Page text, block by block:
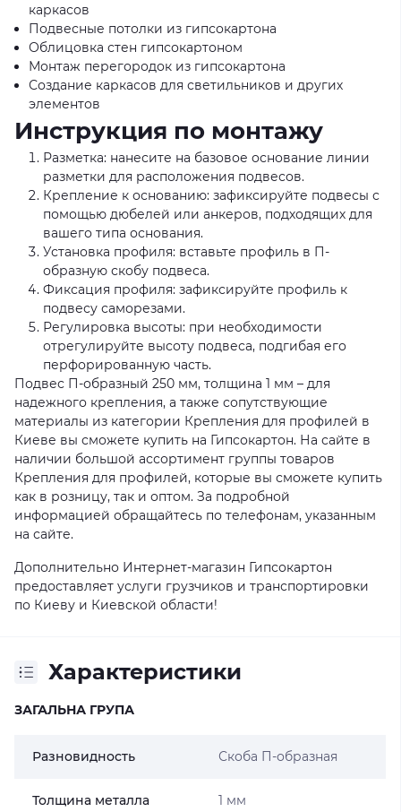
каркасов
Подвесные потолки из гипсокартона
Облицовка стен гипсокартоном
Монтаж перегородок из гипсокартона
Создание каркасов для светильников и других
элементов
Инструкция по монтажу
Разметка: нанесите на базовое основание линии
разметки для расположения подвесов.
Крепление к основанию: зафиксируйте подвесы с
помощью дюбелей или анкеров, подходящих для
вашего типа основания.
Установка профиля: вставьте профиль в П-
образную скобу подвеса.
Фиксация профиля: зафиксируйте профиль к
подвесу саморезами.
Регулировка высоты: при необходимости
отрегулируйте высоту подвеса, подгибая его
перфорированную часть.
Подвес П-образный 250 мм, толщина 1 мм – для
надежного крепления, а также сопутствующие
материалы из категории Крепления для профилей в
Киеве вы сможете купить на Гипсокартон. На сайте в
наличии большой ассортимент группы товаров
Крепления для профилей, которые вы сможете купить
как в розницу, так и оптом. За подробной
информацией обращайтесь по телефонам, указанным
на сайте.
Дополнительно Интернет-магазин Гипсокартон
предоставляет услуги грузчиков и транспортировки
по Киеву и Киевской области!
Характеристики
ЗАГАЛЬНА ГРУПА
Разновидность Скоба П-образная
Толщина металла 1 мм